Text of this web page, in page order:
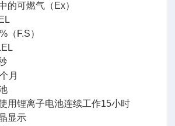
的可燃气（Ex）
（F.S）
月
用锂离子电池连续工作15小时
显示